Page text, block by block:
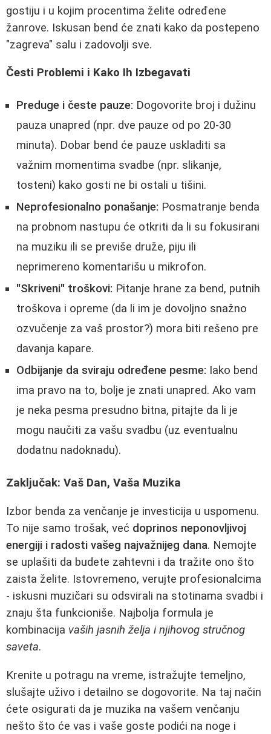
gostiju i u kojim procentima želite određene
žanrove. Iskusan bend će znati kako da postepeno
"zagreva" salu i zadovolji sve.
Česti Problemi i Kako Ih Izbegavati
Preduge i česte pauze: Dogovorite broj i dužinu
pauza unapred (npr. dve pauze od po 20-30
minuta). Dobar bend će pauze uskladiti sa
važnim momentima svadbe (npr. slikanje,
tosteni) kako gosti ne bi ostali u tišini.
Neprofesionalno ponašanje: Posmatranje benda
na probnom nastupu će otkriti da li su fokusirani
na muziku ili se previše druže, piju ili
neprimereno komentarišu u mikrofon.
"Skriveni" troškovi: Pitanje hrane za bend, putnih
troškova i opreme (da li im je dovoljno snažno
ozvučenje za vaš prostor?) mora biti rešeno pre
davanja kapare.
Odbijanje da sviraju određene pesme: Iako bend
ima pravo na to, bolje je znati unapred. Ako vam
je neka pesma presudno bitna, pitajte da li je
mogu naučiti za vašu svadbu (uz eventualnu
dodatnu nadoknadu).
Zaključak: Vaš Dan, Vaša Muzika
Izbor benda za venčanje je investicija u uspomenu.
To nije samo trošak, već doprinos neponovljivoj
energiji i radosti vašeg najvažnijeg dana. Nemojte
se uplašiti da budete zahtevni i da tražite ono što
zaista želite. Istovremeno, verujte profesionalcima
- iskusni muzičari su odsvirali na stotinama svadbi i
znaju šta funkcioniše. Najbolja formula je
kombinacija vaših jasnih želja i njihovog stručnog
saveta.
Krenite u potragu na vreme, istražujte temeljno,
slušajte uživo i detailno se dogovorite. Na taj način
ćete osigurati da je muzika na vašem venčanju
nešto što će vas i vaše goste podići na noge i